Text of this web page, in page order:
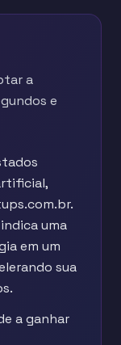
a
e
uma
em um
sua
a ganhar